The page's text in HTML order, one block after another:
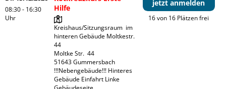
08:30 - 16:30
Uhr
Hilfe
Kreishaus/Sitzungsraum  im
hinteren Gebäude Moltkestr.
44
Moltke Str.  44
51643 Gummersbach
!!!Nebengebäude!!! Hinteres
Gebäude Einfahrt Linke
jetzt anmelden
16 von 16 Plätzen frei